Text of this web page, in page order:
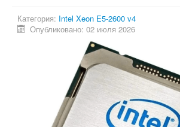
Инструкции
Рейтинги
Системные программы
Категория: Intel Xeon E5-2600 v4
Опубликовано: 02 июля 2026